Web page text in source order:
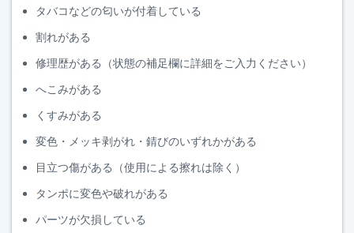
タバコなどの匂いが付着している
割れがある
修理歴がある（状態の補足欄に詳細をご入力ください）
へこみがある
くすみがある
変色・メッキ剥がれ・錆びのいずれかがある
目立つ傷がある（使用による擦れは除く）
タンポに変色や破れがある
パーツが欠損している